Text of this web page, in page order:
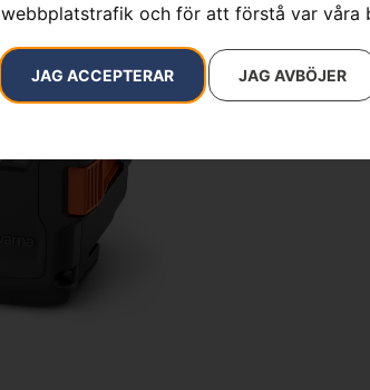
webbplatstrafik och för att förstå var våra
JAG ACCEPTERAR JAG AVBÖJER